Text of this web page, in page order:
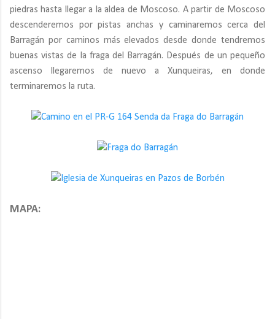
piedras hasta llegar a la aldea de Moscoso. A partir de Moscoso
descenderemos por pistas anchas y caminaremos cerca del
Barragán por caminos más elevados desde donde tendremos
buenas vistas de la fraga del Barragán. Después de un pequeño
ascenso llegaremos de nuevo a Xunqueiras, en donde
terminaremos la ruta.
MAPA: